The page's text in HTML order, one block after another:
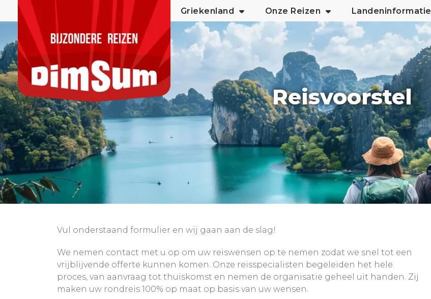
Home Griekenland Onze Reizen Landeninformatie
Reisvoorstel
Vul onderstaand formulier en wij gaan aan de slag!
We nemen contact met u op om uw reiswensen op te nemen zodat we snel tot een
vrijblijvende offerte kunnen komen. Onze reisspecialisten begeleiden het hele
proces, van aanvraag tot thuiskomst en nemen de organisatie geheel uit handen. Zij
maken uw rondreis 100% op maat op basis van uw wensen.